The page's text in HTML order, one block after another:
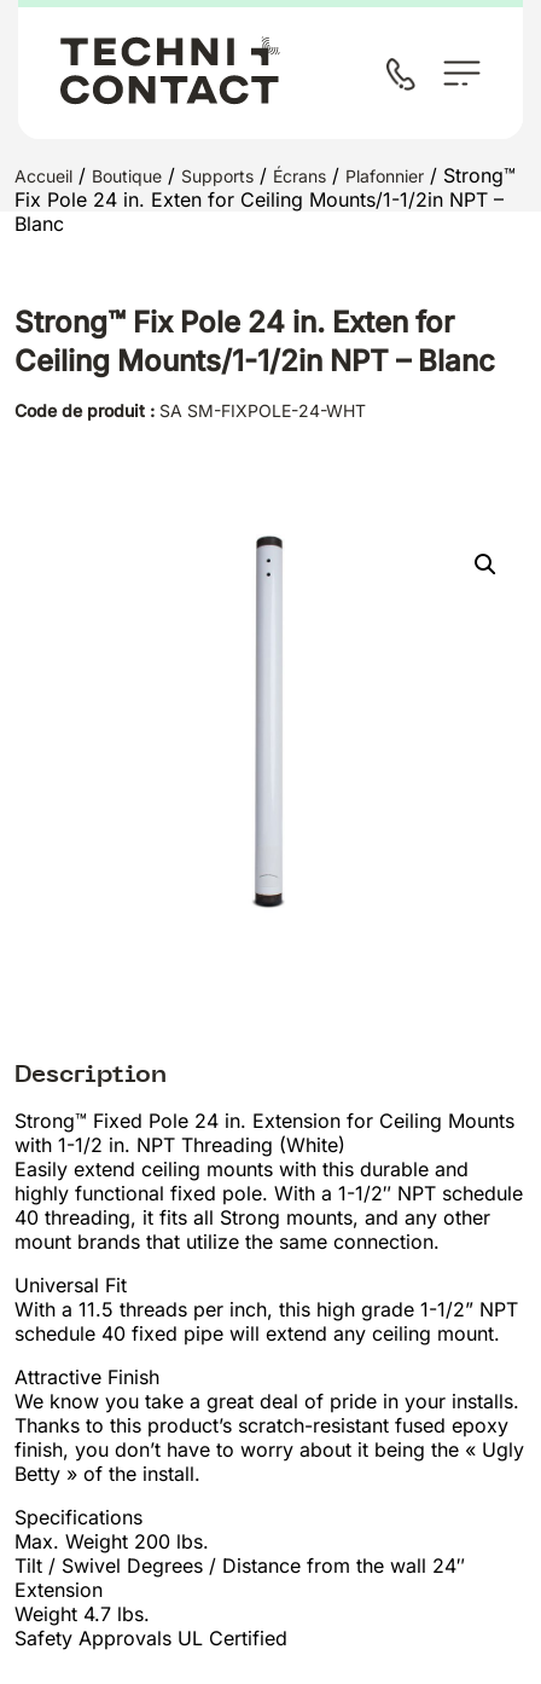
Accueil / Boutique / Supports / Écrans / Plafonnier / Strong™
Fix Pole 24 in. Exten for Ceiling Mounts/1-1/2in NPT –
Blanc
Strong™ Fix Pole 24 in. Exten for
Ceiling Mounts/1-1/2in NPT – Blanc
Code de produit : SA SM-FIXPOLE-24-WHT
Description
Strong™ Fixed Pole 24 in. Extension for Ceiling Mounts
with 1-1/2 in. NPT Threading (White)
Easily extend ceiling mounts with this durable and
highly functional fixed pole. With a 1-1/2″ NPT schedule
40 threading, it fits all Strong mounts, and any other
mount brands that utilize the same connection.
Universal Fit
With a 11.5 threads per inch, this high grade 1-1/2” NPT
schedule 40 fixed pipe will extend any ceiling mount.
Attractive Finish
We know you take a great deal of pride in your installs.
Thanks to this product’s scratch-resistant fused epoxy
finish, you don’t have to worry about it being the « Ugly
Betty » of the install.
Specifications
Max. Weight 200 lbs.
Tilt / Swivel Degrees / Distance from the wall 24″
Extension
Weight 4.7 lbs.
Safety Approvals UL Certified